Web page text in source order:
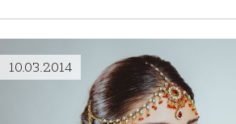
10.03.2014